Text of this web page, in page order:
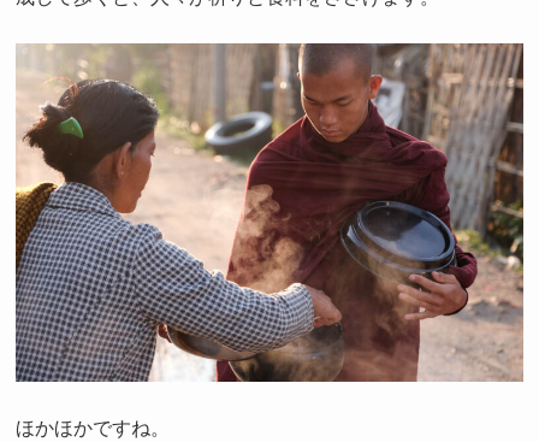
ほかほかですね。